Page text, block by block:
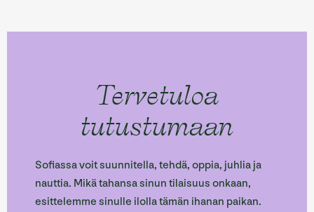
Tervetuloa
tutustumaan
Sofiassa voit suunnitella, tehdä, oppia, juhlia ja
nauttia. Mikä tahansa sinun tilaisuus onkaan,
esittelemme sinulle ilolla tämän ihanan paikan.